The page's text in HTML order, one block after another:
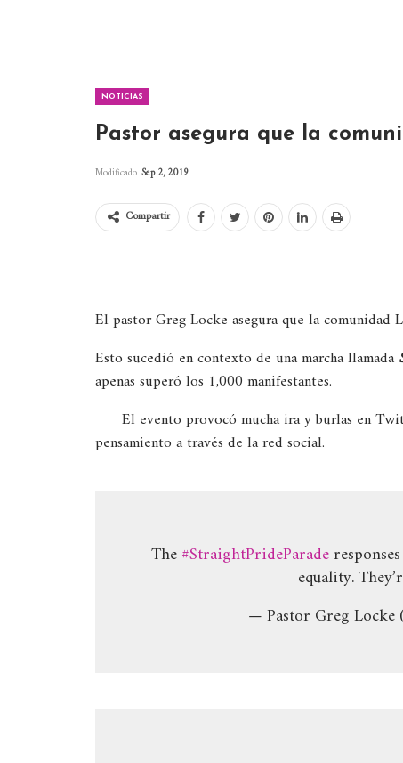
NOTICIAS
Pastor asegura que la
Modificado Sep 2, 2019
Compartir
El pastor Greg Locke asegura que la comunidad
Esto sucedió en contexto de una marcha llamada
apenas superó los 1,000 manifestantes.
El evento provocó mucha ira y burlas en
pensamiento a través de la red social.
The#StraightPrideParade
equality.
— Pastor Greg Locke